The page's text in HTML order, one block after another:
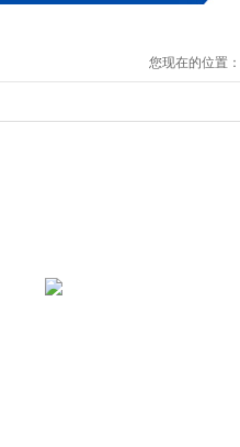
您现在的位置：